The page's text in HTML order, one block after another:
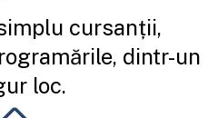
cursanții,
dintr-un
loc.